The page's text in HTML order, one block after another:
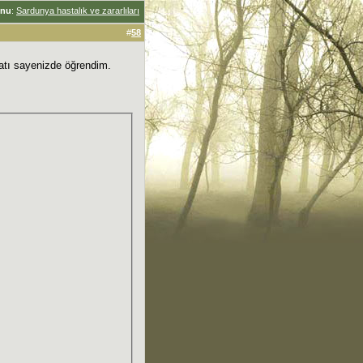
: Sardunya hastalık ve zararlıları
#58
sayenizde öğrendim.